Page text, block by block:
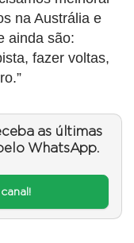
na Austrália e
ainda são:
fazer voltas,
as últimas
WhatsApp.